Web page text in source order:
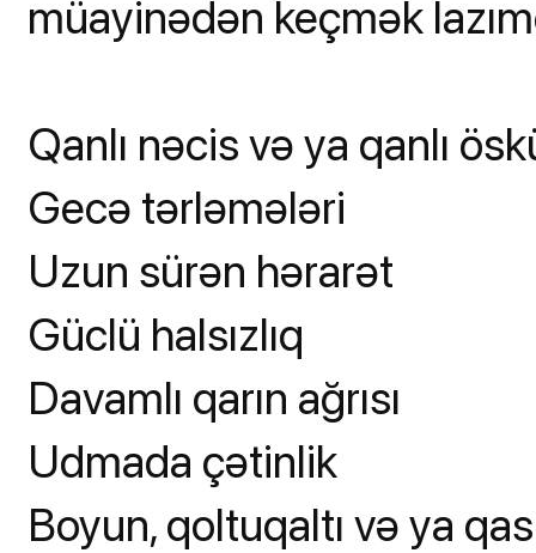
müayinədən keçmək
Qanlı nəcis və ya qanlı
Gecə tərləmələri
Uzun sürən hərarət
Güclü halsızlıq
Davamlı qarın ağrısı
Udmada çətinlik
Boyun, qoltuqaltı və ya